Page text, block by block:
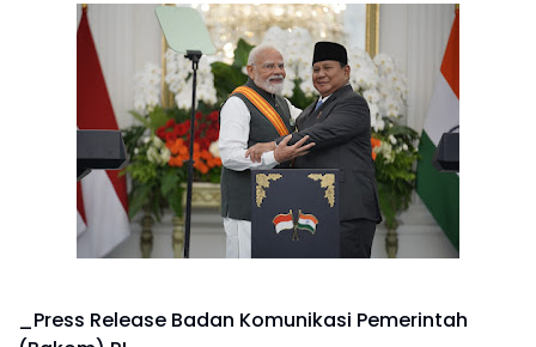
_Press Release Badan Komunikasi Pemerintah